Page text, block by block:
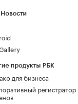
продукты РБК
для бизнеса
регистратор